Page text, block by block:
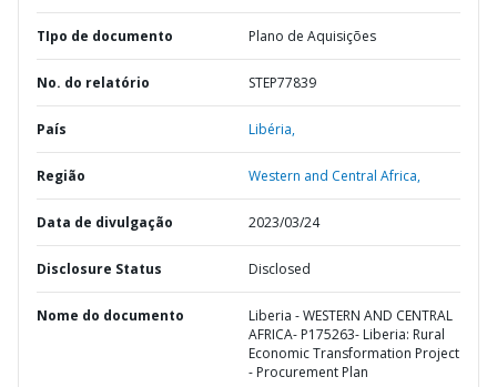
TIpo de documento Plano de Aquisições
No. do relatório STEP77839
País Libéria,
Região Western and Central Africa,
Data de divulgação 2023/03/24
Disclosure Status Disclosed
Nome do documento
Liberia - WESTERN AND CENTRAL
AFRICA- P175263- Liberia: Rural
Economic Transformation Project
- Procurement Plan